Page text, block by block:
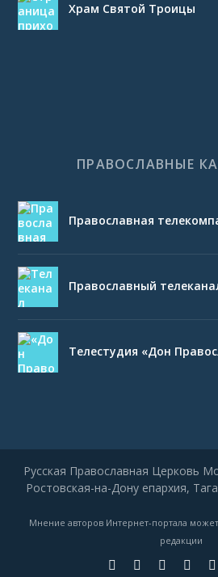
Храм Святой Троицы
ПРАВОСЛАВНЫЕ
Православная
Православный
Телестудия «Дон
Русская Православная Церковь
Ростовская-на-Дону епархия,
Мнение авторов Интернет-портала
редакции